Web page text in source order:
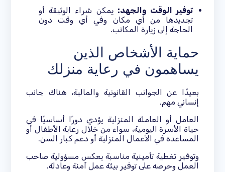
توفير الوقت والجهد: يمكن شراء الوثيقة أو
تجديدها من أي مكان وفي أي وقت دون
الحاجة إلى زيارة المكاتب.
حماية الأشخاص الذين
يساهمون في رعاية منزلك
بعيدًا عن الجوانب القانونية والمالية، هناك جانب
إنساني مهم.
العامل أو العاملة المنزلية يؤدي دورًا أساسيًا في
حياة الأسرة اليومية، سواء من خلال رعاية الأطفال أو
المساعدة في الأعمال المنزلية أو دعم كبار السن.
وتوفير تغطية تأمينية مناسبة يعكس مسؤولية صاحب
العمل وحرصه على توفير بيئة عمل آمنة وعادلة.